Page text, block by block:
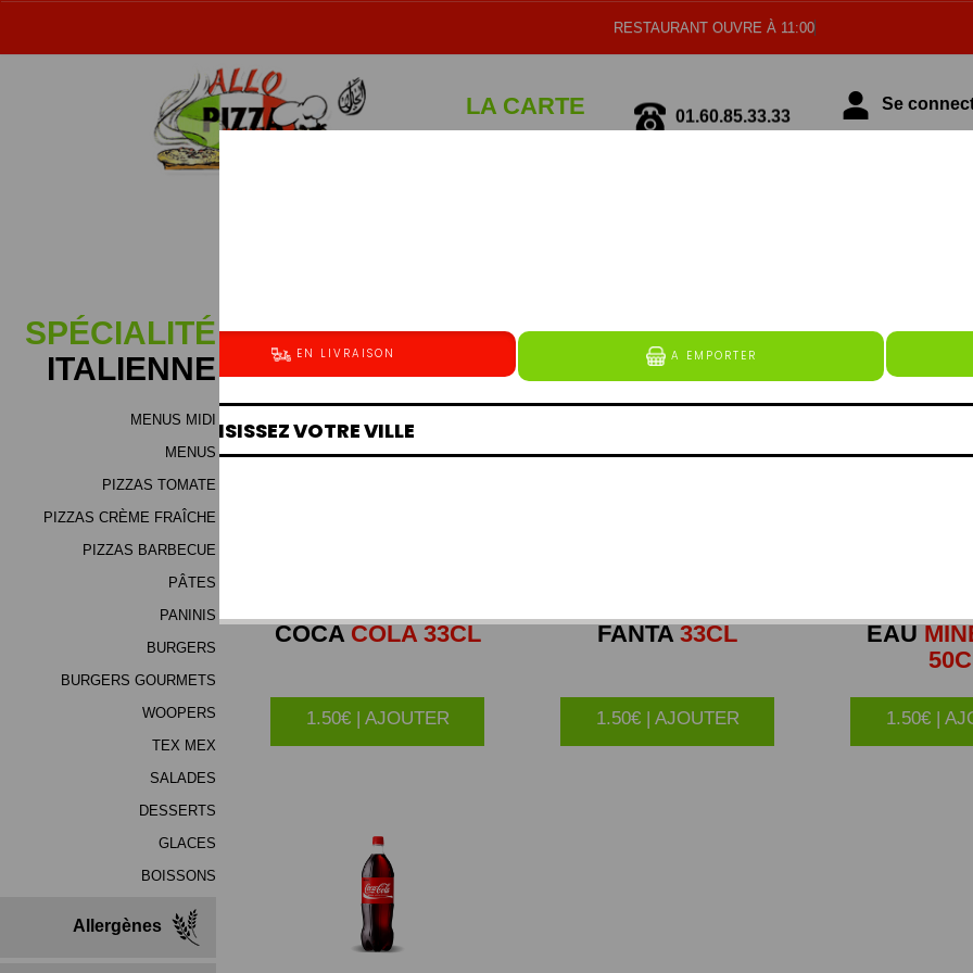
RESTAURANT OUVRE À 11:00
LA CARTE Se
SPÉCIALITÉ
ITALIENNE
MENUS MIDI
MENUS
PIZZAS TOMATE
PIZZAS CRÈME FRAÎCHE
PIZZAS BARBECUE
PÂTES
PANINIS
BURGERS
BURGERS GOURMETS
WOOPERS
TEX MEX
SALADES
DESSERTS
GLACES
BOISSONS
Allergènes
BOISSONS
COCACOLA 33CL
1.50€ | AJOUTER
FANTA33CL
1.50€ | AJOUTER
EAU
1.50€ |